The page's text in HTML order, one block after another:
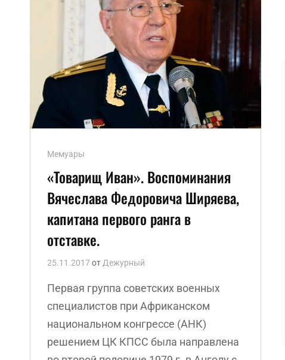
Ссылки
рубрик
Мемуары
«Товарищ Иван». Воспоминания
Вячеслава Федоровича Ширяева,
капитана первого ранга в
отставке.
25.11.2017 отДежурный
Первая группа советских военных
специалистов при Африканском
национальном конгрессе (АНК)
решением ЦК КПСС была направлена